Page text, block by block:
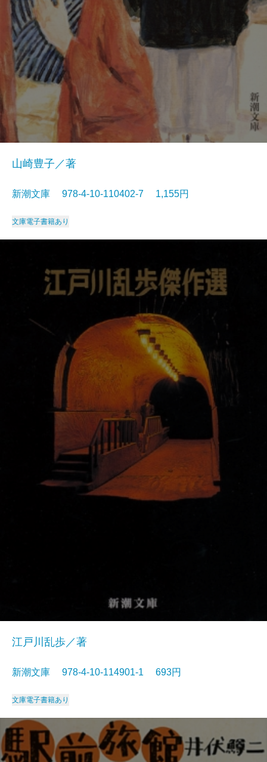
山崎豊子／著
新潮文庫 978-4-10-110402-7 1,155円
文庫電子書籍あり
江戸川乱歩／著
新潮文庫 978-4-10-114901-1 693円
文庫電子書籍あり